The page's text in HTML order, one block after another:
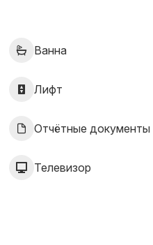
Ванна
Лифт
Отчётные документы
Телевизор